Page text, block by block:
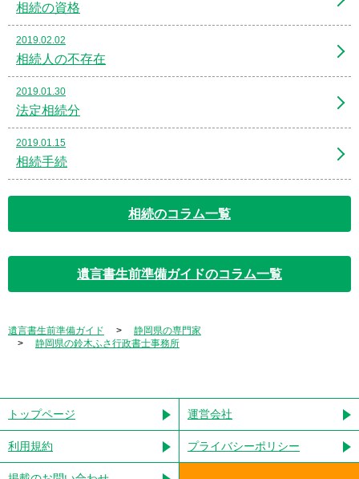
相続の資格
2019.02.02
相続人の不存在
2019.01.30
法定相続分
2019.01.15
相続手続
相続のコラム一覧
遺言書生前準備ガイドのコラム一覧
遺言書生前準備ガイド
静岡県の専門家
静岡県の鈴木ふさ行政書士事務所
トップページ 運営会社
利用規約 プライバシーポリシー